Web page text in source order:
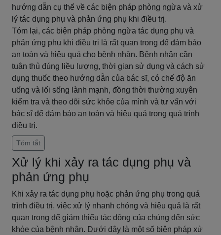
hướng dẫn cụ thể về các biện pháp phòng ngừa và xử
lý tác dụng phụ và phản ứng phụ khi điều trị.
Tóm lại, các biện pháp phòng ngừa tác dụng phụ và
phản ứng phụ khi điều trị là rất quan trọng để đảm bảo
an toàn và hiệu quả cho bệnh nhân. Bệnh nhân cần
tuân thủ đúng liều lượng, thời gian sử dụng và cách sử
dụng thuốc theo hướng dẫn của bác sĩ, có chế độ ăn
uống và lối sống lành mạnh, đồng thời thường xuyên
kiểm tra và theo dõi sức khỏe của mình và tư vấn với
bác sĩ để đảm bảo an toàn và hiệu quả trong quá trình
điều trị.
Tóm tắt
Xử lý khi xảy ra tác dụng phụ và
phản ứng phụ
Khi xảy ra tác dụng phụ hoặc phản ứng phụ trong quá
trình điều trị, việc xử lý nhanh chóng và hiệu quả là rất
quan trọng để giảm thiểu tác động của chúng đến sức
khỏe của bệnh nhân. Dưới đây là một số biện pháp xử